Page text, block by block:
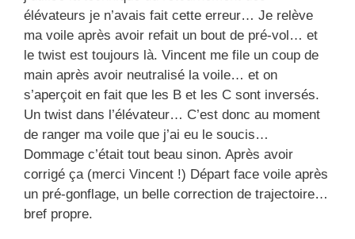
élévateurs je n’avais fait cette erreur… Je relève
ma voile après avoir refait un bout de pré-vol… et
le twist est toujours là. Vincent me file un coup de
main après avoir neutralisé la voile… et on
s’aperçoit en fait que les B et les C sont inversés.
Un twist dans l’élévateur… C’est donc au moment
de ranger ma voile que j’ai eu le soucis…
Dommage c’était tout beau sinon. Après avoir
corrigé ça (merci Vincent !) Départ face voile après
un pré-gonflage, un belle correction de trajectoire…
bref propre.